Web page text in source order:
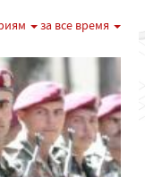
за все время